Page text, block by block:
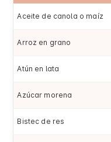
Aceite de canola o maíz
Arroz en grano
Atún en lata
Azúcar morena
Bistec de res